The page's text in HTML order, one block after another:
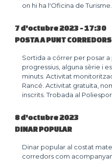
on hi ha l'Oficina de Turisme.
7 d'octubre 2023 - 17:30
POSTA A PUNT CORREDORS
Sortida a córrer per posar a
progressius, alguna sèrie i
minuts. Activitat
Rancé. Activitat gratuïta,
inscrits. Trobada al
8 d'octubre 2023
DINAR POPULAR
Dinar popular al costat
corredors com